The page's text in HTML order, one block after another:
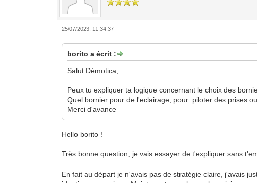
25/07/2023, 11:34:37
borito a écrit :
Salut Démotica,
Peux tu expliquer ta logique concernant le choix des
Quel bornier pour de l'eclairage, pour piloter des prises
Merci d'avance
Hello borito !
Très bonne question, je vais essayer de t'expliquer sans
En fait au départ je n'avais pas de stratégie claire, j'avais